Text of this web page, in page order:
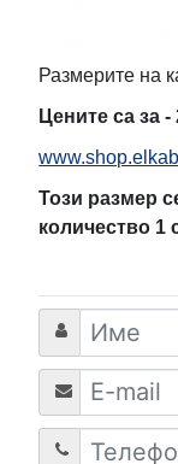
Размерите на
Цените са за -
Този размер
количество 1